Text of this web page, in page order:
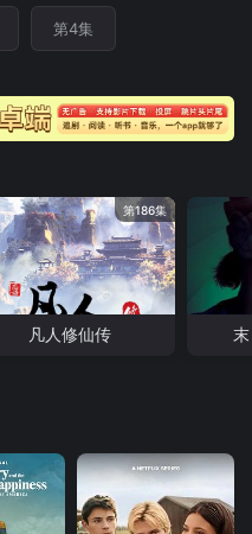
第4集
第186集
凡人修仙传